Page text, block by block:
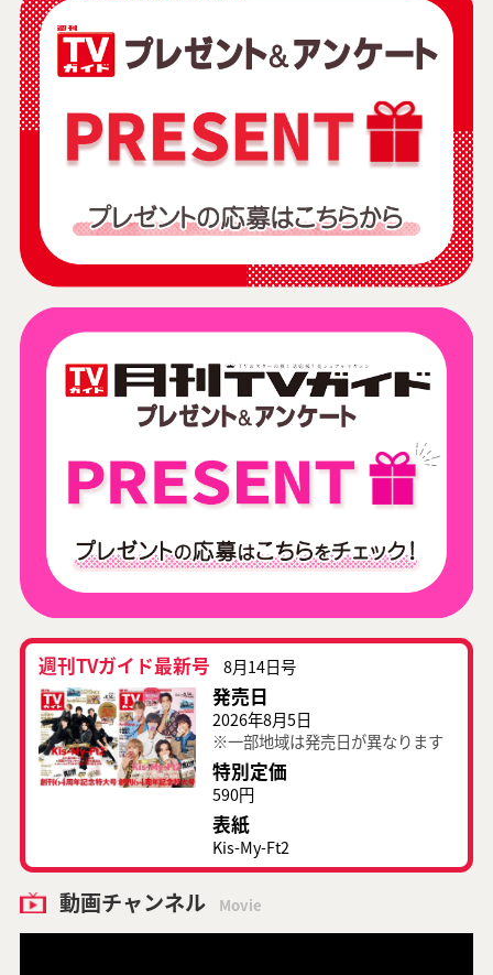
週刊TVガイド最新号 8月14日号
発売日
2026年8月5日
※一部地域は発売日が異なります
特別定価
590円
表紙
Kis-My-Ft2
動画チャンネル Movie